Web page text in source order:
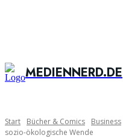
MEDIENNERD.DE
Start Bücher & Comics Business
sozio-ökologische Wende